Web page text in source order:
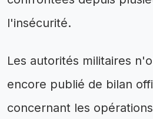
l'insécurité.
Les autorités militaires
encore publié de bilan
concernant les